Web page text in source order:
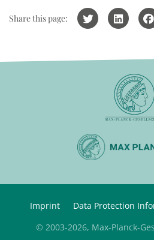
Share this page:
Imprint Data Protection
© 2003-2026, Max-Planck-